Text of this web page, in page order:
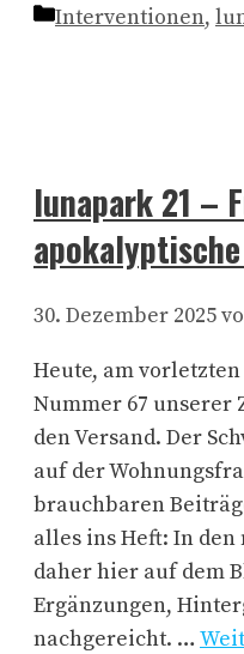
Kategorien
Interventionen,
lunapark 21 –
30. Dezember 2025
Heute, am vorletzten
Nummer 67
den Versand. Der
auf der
brauchbaren
alles ins Heft: In
daher hier auf dem
Ergänzungen,
nachgereicht. …